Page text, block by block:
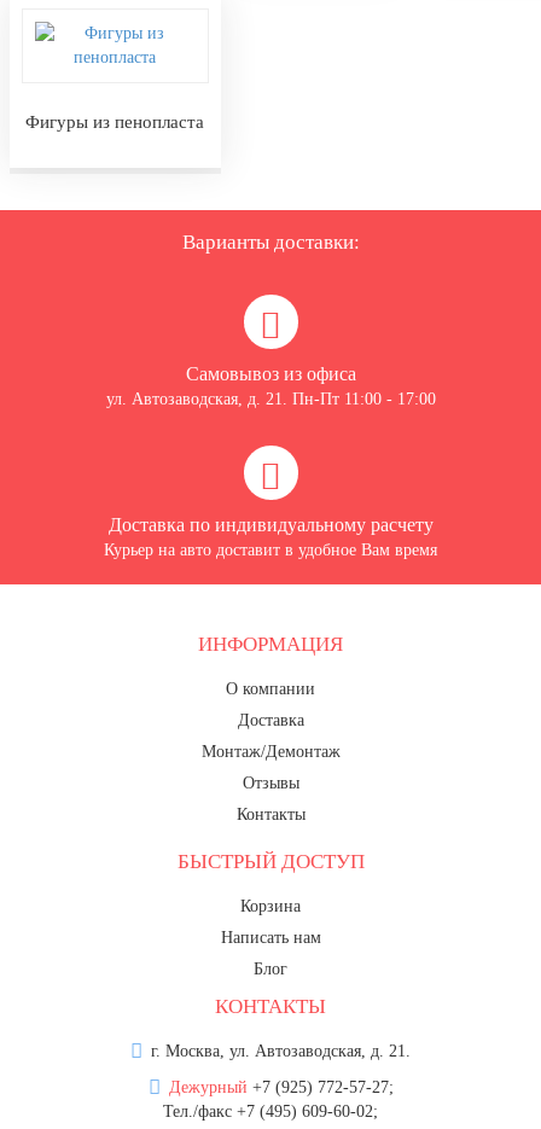
Фигуры из пенопласта
Варианты доставки:
Самовывоз из офиса
ул. Автозаводская, д. 21. Пн-Пт 11:00 - 17:00
Доставка по индивидуальному расчету
Курьер на авто доставит в удобное Вам время
ИНФОРМАЦИЯ
О компании
Доставка
Монтаж/Демонтаж
Отзывы
Контакты
БЫСТРЫЙ ДОСТУП
Корзина
Написать нам
Блог
КОНТАКТЫ
г. Москва, ул. Автозаводская, д. 21.
Дежурный +7 (925) 772-57-27;
Тел./факс +7 (495) 609-60-02;